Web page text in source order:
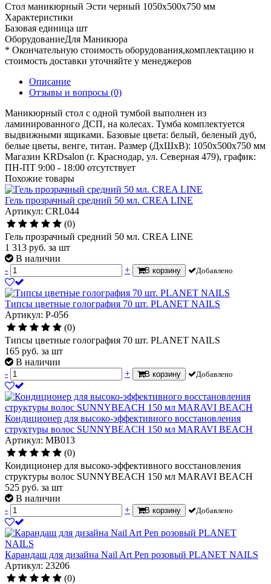
Стол маникюрный Эсти черный 1050х500х750 мм
Характеристики
Базовая единица шт
ОборудованиеДля Маникюра
* Окончательную стоимость оборудования,комплектацию и
стоимость доставки уточняйте у менеджеров
Описание
Отзывы и вопросы (0)
Маникюрный стол с одной тумбой выполнен из
ламинированного ДСП, на колесах. Тумба комплектуется
выдвижными ящиками. Базовые цвета: белый, беленый дуб,
белые цветы, венге, титан. Размер (ДхШхВ): 1050х500х750 мм
Магазин KRDsalon (г. Краснодар, ул. Северная 479), график:
ПН-ПТ 9:00 - 18:00 отсутствует
Похожие товары
Гель прозрачный средний 50 мл. CREA LINE
Артикул: CRL044
(0)
Гель прозрачный средний 50 мл. CREA LINE
1 313 руб. за шт
В наличии
-
+ В корзину Добавлено
Типсы цветные голография 70 шт. PLANET NAILS
Артикул: P-056
(0)
Типсы цветные голография 70 шт. PLANET NAILS
165 руб. за шт
В наличии
-
+ В корзину Добавлено
Кондиционер для высоко-эффективного восстановления
структуры волос SUNNYBEACH 150 мл MARAVI BEACH
Артикул: MB013
(0)
Кондиционер для высоко-эффективного восстановления
структуры волос SUNNYBEACH 150 мл MARAVI BEACH
525 руб. за шт
В наличии
-
+ В корзину Добавлено
Карандаш для дизайна Nail Art Pen розовый PLANET NAILS
Артикул: 23206
(0)